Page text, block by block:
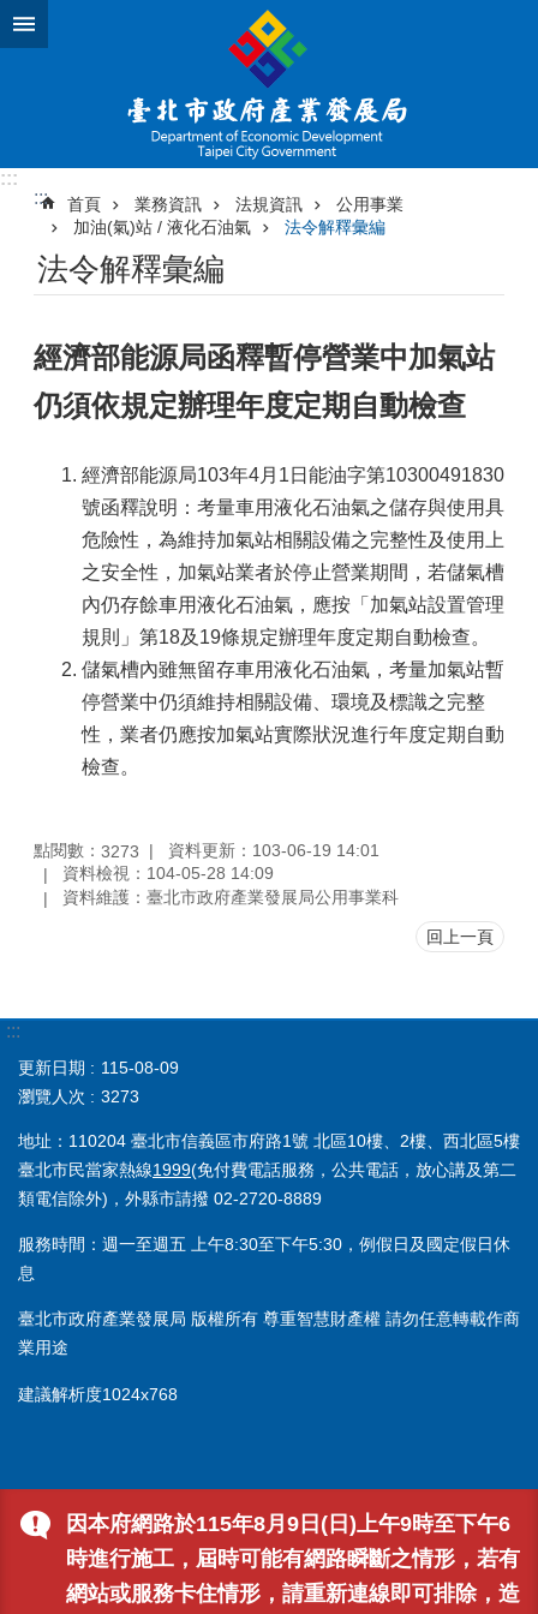
跳到主要內容區塊
:::
因本府網路於115年8月9日(日)上午9時至下午6
時進行施工，屆時可能有網路瞬斷之情形，若有
網站或服務卡住情形，請重新連線即可排除，造
::: 首頁 業務資訊 法規資訊
公用事業
加油(氣)站 / 液化石油氣
法令解釋彙編
法令解釋彙編
經濟部能源局函釋暫停營業中加氣站
仍須依規定辦理年度定期自動檢查
經濟部能源局103年4月1日能油字第10300491830
號函釋說明：考量車用液化石油氣之儲存與使用具
危險性，為維持加氣站相關設備之完整性及使用上
之安全性，加氣站業者於停止營業期間，若儲氣槽
內仍存餘車用液化石油氣，應按「加氣站設置管理
規則」第18及19條規定辦理年度定期自動檢查。
儲氣槽內雖無留存車用液化石油氣，考量加氣站暫
停營業中仍須維持相關設備、環境及標識之完整
性，業者仍應按加氣站實際狀況進行年度定期自動
檢查。
點閱數： 3273
資料更新：103-06-19 14:01
資料檢視：104-05-28 14:09
資料維護：臺北市政府產業發展局公用事業科
回上一頁
:::
更新日期
115-08-09
瀏覽人次
3273
地址：110204 臺北市信義區市府路1號 北區10樓、2樓、西北區5樓
臺北市民當家熱線1999(免付費電話服務，公共電話，放心講及第二
類電信除外)，外縣市請撥 02-2720-8889
服務時間：週一至週五 上午8:30至下午5:30，例假日及國定假日休
息
臺北市政府產業發展局 版權所有 尊重智慧財產權 請勿任意轉載作商
業用途
建議解析度1024x768